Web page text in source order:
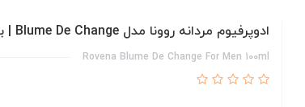
ادوپرفیوم مردانه روونا مدل Blume De Change | بلوم د چنج
Rovena Blume De Change For Men 100ml